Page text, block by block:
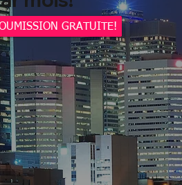
GRATUITE!